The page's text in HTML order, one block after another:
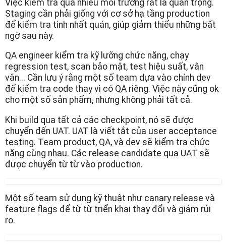
Việc kiểm tra qua nhiều môi trường rất là quan trọng.
Staging cần phải giống với cơ sở hạ tầng production
để kiểm tra tính nhất quán, giúp giảm thiểu những bất
ngờ sau này.
QA engineer kiểm tra kỹ lưỡng chức năng, chạy
regression test, scan bảo mật, test hiệu suất, vân
vân... Cần lưu ý rằng một số team dựa vào chính dev
để kiểm tra code thay vì có QA riêng. Việc này cũng ok
cho một số sản phẩm, nhưng không phải tất cả.
Khi build qua tất cả các checkpoint, nó sẽ được
chuyển đến UAT. UAT là viết tắt của user acceptance
testing. Team product, QA, và dev sẽ kiểm tra chức
năng cùng nhau. Các release candidate qua UAT sẽ
được chuyển từ từ vào production.
Một số team sử dụng kỹ thuật như canary release và
feature flags để từ từ triển khai thay đổi và giảm rủi
ro.